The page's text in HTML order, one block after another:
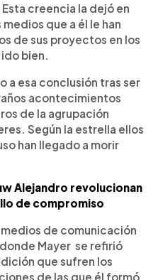
creencia la dejó en
que a él le han
de sus proyectos en los
bien.
a esa conclusión tras ser
acontecimientos
de la agrupación
Según la estrella ellos
han llegado a morir
Alejandro revolucionan
de compromiso
de comunicación
Mayer se refirió
que sufren los
de las que él formó